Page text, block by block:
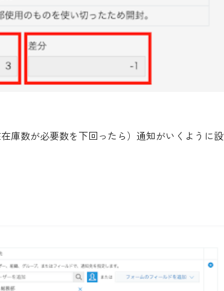
庫数が必要数を下回ったら）通知がいくように設